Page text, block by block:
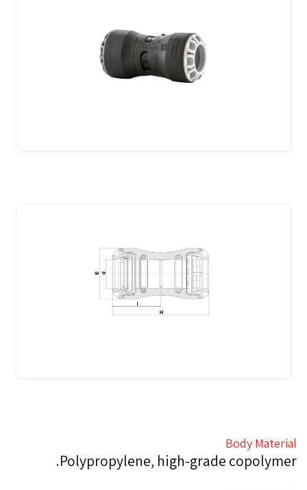
Body Material
Polypropylene, high-grade copolymer.